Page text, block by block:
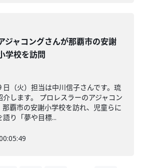
ジャコングさんが那覇市の安謝
学校を訪問
日（火）担当は中川信子さんです。琉
します。 プロレスラーのアジャコン
那覇市の安謝小学校を訪れ、児童らに
り「夢や目標...